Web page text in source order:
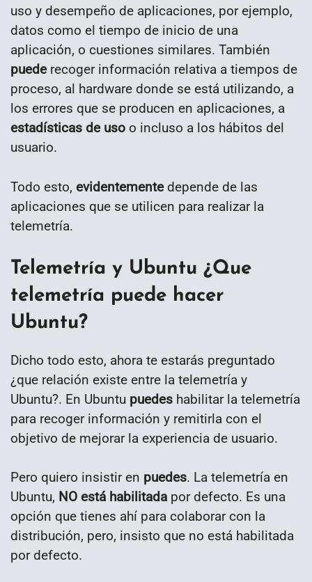
uso y desempeño de aplicaciones, por ejemplo,
datos como el tiempo de inicio de una
aplicación, o cuestiones similares. También
puederecoger información relativa a tiempos de
proceso, al hardware donde se está utilizando, a
los errores que se producen en aplicaciones, a
estadísticas de uso o incluso a los hábitos del
usuario.
Todo esto, evidentementedepende de las
aplicaciones que se utilicen para realizar la
telemetría.
Telemetría y Ubuntu ¿Que
telemetría puede hacer
Ubuntu?
Dicho todo esto, ahora te estarás preguntado
¿que relación existe entre la telemetría y
Ubuntu?. En Ubuntu puedes habilitar la telemetría
para recoger información y remitirla con el
objetivo de mejorar la experiencia de usuario.
Pero quiero insistir en puedes. La telemetría en
Ubuntu, NO está habilitada por defecto. Es una
opción que tienes ahí para colaborar con la
distribución, pero, insisto que no está habilitada
por defecto.